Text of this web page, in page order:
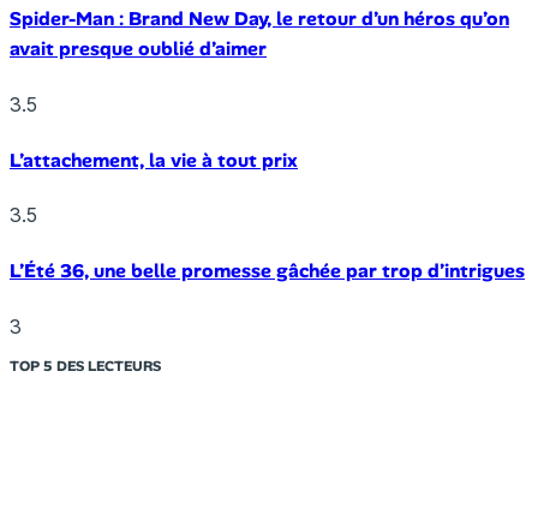
Spider-Man : Brand New Day, le retour d’un héros qu’on
avait presque oublié d’aimer
3.5
L’attachement, la vie à tout prix
3.5
L’Été 36, une belle promesse gâchée par trop d’intrigues
3
TOP 5 DES LECTEURS